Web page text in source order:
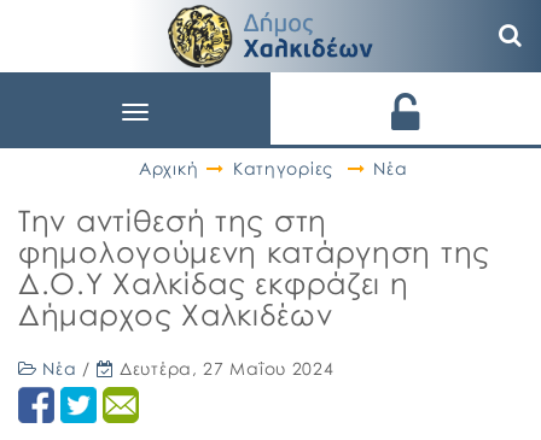
Toggle
Αρχική
Κατηγορίες Νέα
Την αντίθεσή της στη
φημολογούμενη κατάργηση της
Δ.Ο.Υ Χαλκίδας εκφράζει η
Δήμαρχος Χαλκιδέων
Νέα / Δευτέρα, 27 Μαΐου 2024